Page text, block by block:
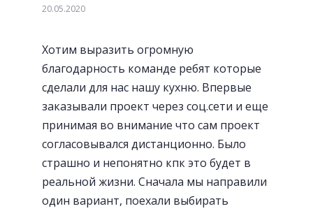
20.05.2020
Хотим выразить огромную
благодарность команде ребят которые
сделали для нас нашу кухню. Впервые
заказывали проект через соц.сети и еще
принимая во внимание что сам проект
согласовывался дистанционно. Было
страшно и непонятно кпк это будет в
реальной жизни. Сначала мы направили
один вариант, поехали выбирать